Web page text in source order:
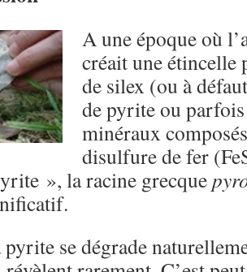
A une époque où
créait une étincelle
de silex (ou à
de pyrite ou
minéraux
disulfure de fer
», la racine grecque
se dégrade